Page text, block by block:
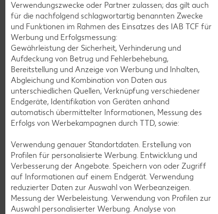
Tiefkühlkost
Gültig vom 06.08. bis 12.08.
KNÜLLER
.
je 6 - 12 St. = 398 - 560-ml-Packg.
(1 l = 5.34 - 7.52)
2.99
Maxx XXL
je 8 St. = 800-ml-Großpackg.
(1 l = 3.74)
nur
2.99
Verwendungszwecke oder Partner zulassen; das gilt auch
für die nachfolgend schlagwortartig benannten Zwecke
und Funktionen im Rahmen des Einsatzes des IAB TCF für
Werbung und Erfolgsmessung:
Gewährleistung der Sicherheit, Verhinderung und
Aufdeckung von Betrug und Fehlerbehebung,
Bereitstellung und Anzeige von Werbung und Inhalten,
Abgleichung und Kombination von Daten aus
unterschiedlichen Quellen, Verknüpfung verschiedener
Endgeräte, Identifikation von Geräten anhand
automatisch übermittelter Informationen, Messung des
Erfolgs von Werbekampagnen durch TTD, sowie:
Verwendung genauer Standortdaten. Erstellung von
Profilen für personalisierte Werbung. Entwicklung und
Verbesserung der Angebote. Speichern von oder Zugriff
auf Informationen auf einem Endgerät. Verwendung
reduzierter Daten zur Auswahl von Werbeanzeigen.
Messung der Werbeleistung. Verwendung von Profilen zur
Auswahl personalisierter Werbung. Analyse von